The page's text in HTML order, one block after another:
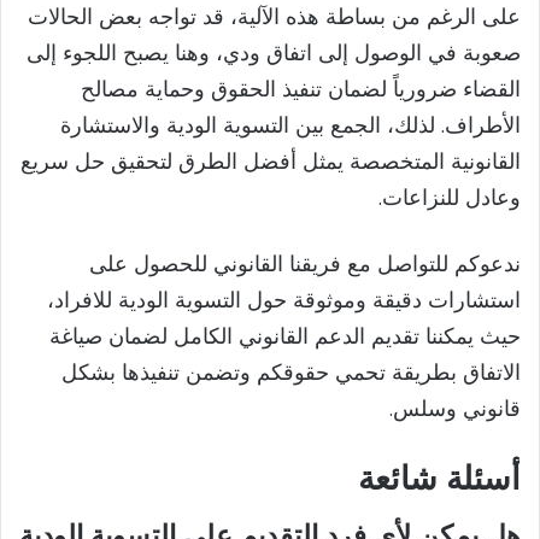
على الرغم من بساطة هذه الآلية، قد تواجه بعض الحالات
صعوبة في الوصول إلى اتفاق ودي، وهنا يصبح اللجوء إلى
القضاء ضرورياً لضمان تنفيذ الحقوق وحماية مصالح
الأطراف. لذلك، الجمع بين التسوية الودية والاستشارة
القانونية المتخصصة يمثل أفضل الطرق لتحقيق حل سريع
وعادل للنزاعات.
ندعوكم للتواصل مع فريقنا القانوني للحصول على
استشارات دقيقة وموثوقة حول التسوية الودية للافراد،
حيث يمكننا تقديم الدعم القانوني الكامل لضمان صياغة
الاتفاق بطريقة تحمي حقوقكم وتضمن تنفيذها بشكل
قانوني وسلس.
أسئلة شائعة